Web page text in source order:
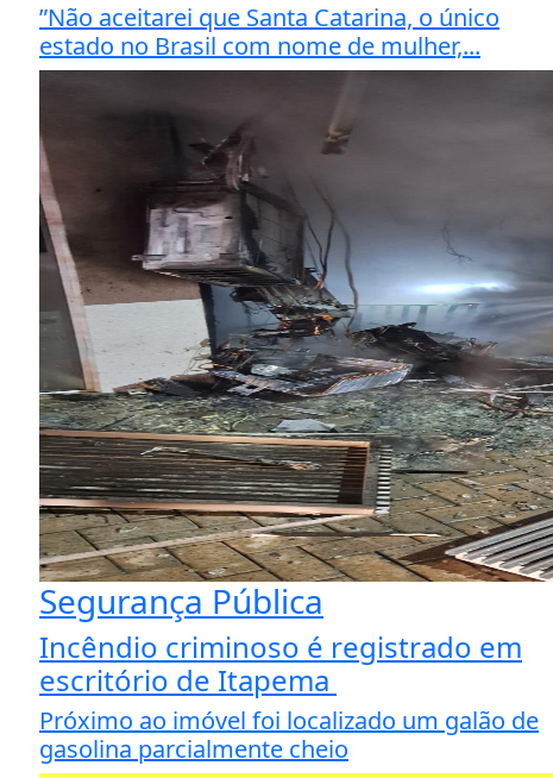
”Não aceitarei que Santa Catarina, o único
estado no Brasil com nome de mulher,...
Segurança Pública
Incêndio criminoso é registrado em
escritório de Itapema
Próximo ao imóvel foi localizado um galão de
gasolina parcialmente cheio